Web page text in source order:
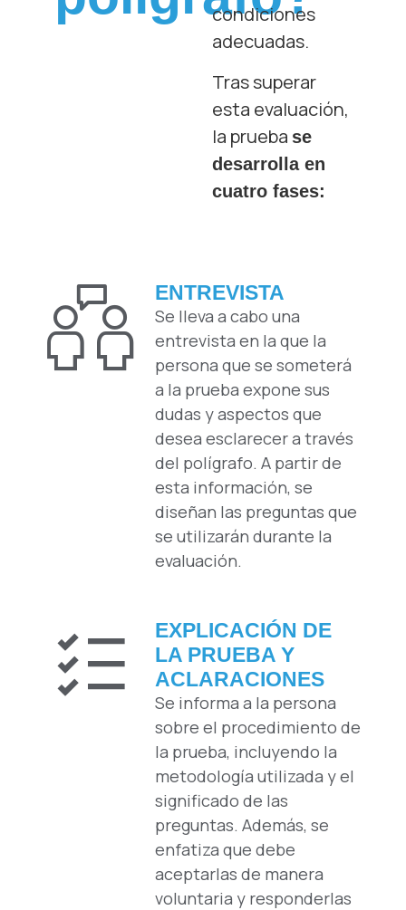
condiciones
adecuadas.
Tras superar
esta evaluación,
la prueba se
desarrolla en
cuatro fases:
ENTREVISTA
Se lleva a cabo una
entrevista en la que la
persona que se someterá
a la prueba expone sus
dudas y aspectos que
desea esclarecer a través
del polígrafo. A partir de
esta información, se
diseñan las preguntas que
se utilizarán durante la
evaluación.
EXPLICACIÓN DE
LA PRUEBA Y
ACLARACIONES
Se informa a la persona
sobre el procedimiento de
la prueba, incluyendo la
metodología utilizada y el
significado de las
preguntas. Además, se
enfatiza que debe
aceptarlas de manera
voluntaria y responderlas